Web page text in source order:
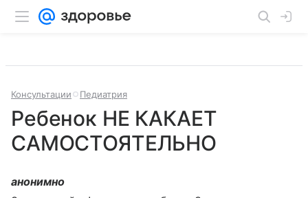
Консультации Педиатрия
Ребенок НЕ КАКАЕТ
САМОСТОЯТЕЛЬНО
анонимно